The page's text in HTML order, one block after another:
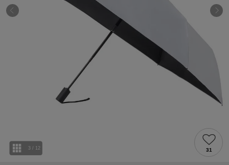
3 / 12 31